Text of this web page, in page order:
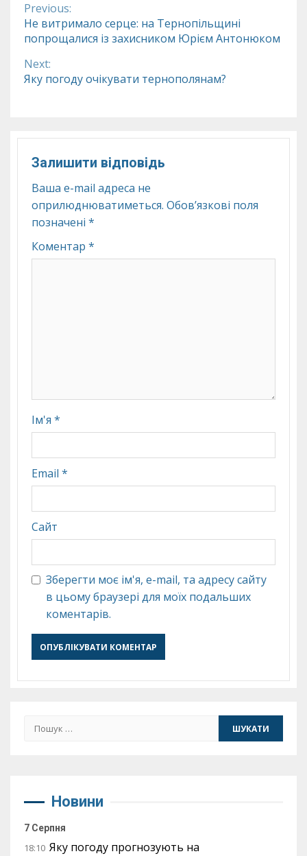
Continue
Reading
Previous:
Не витримало серце: на Тернопільщині
попрощалися із захисником Юрієм Антонюком
Next:
Яку погоду очікувати тернополянам?
Залишити відповідь
Ваша e-mail адреса не
оприлюднюватиметься. Обов’язкові поля
позначені *
Коментар *
Ім'я *
Email *
Сайт
Зберегти моє ім'я, e-mail, та адресу сайту
в цьому браузері для моїх подальших
коментарів.
Пошук:
Новини
7 Серпня
18:10 Яку погоду прогнозують на